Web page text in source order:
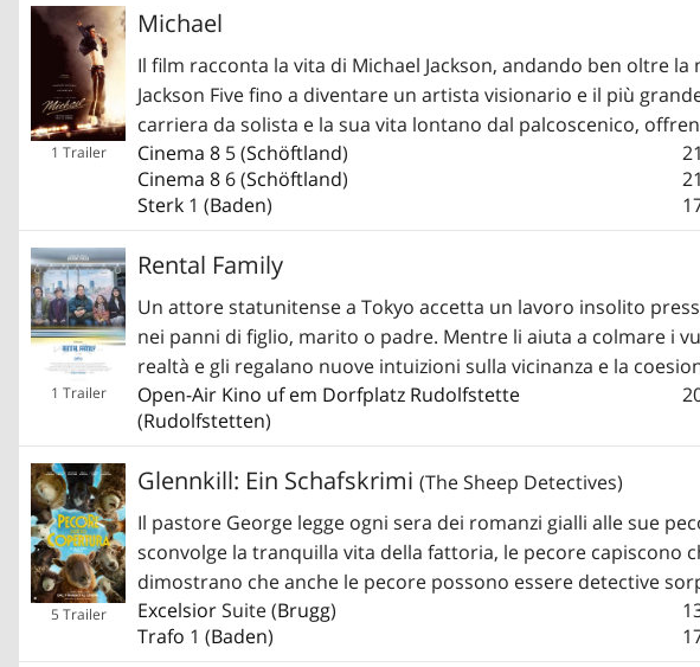
1 Trailer
Michael
Il film racconta la vita di Michael Jackson, andando ben oltre
Jackson Five fino a diventare un artista visionario e il più
carriera da solista e la sua vita lontano dal palcoscenico,
Cinema 8 5 (Schöftland)
Cinema 8 6 (Schöftland)
Sterk 1 (Baden)
1 Trailer
Rental Family
Un attore statunitense a Tokyo accetta un lavoro insolito
nei panni di figlio, marito o padre. Mentre li aiuta a colmare i
realtà e gli regalano nuove intuizioni sulla vicinanza e la
Open-Air Kino uf em Dorfplatz Rudolfstette
(Rudolfstetten)
5 Trailer
Glennkill: Ein Schafskrimi (The Sheep Detectives)
Il pastore George legge ogni sera dei romanzi gialli alle sue
sconvolge la tranquilla vita della fattoria, le pecore capiscono
dimostrano che anche le pecore possono essere detective
ExcelsiorSuite (Brugg)
Trafo 1 (Baden)